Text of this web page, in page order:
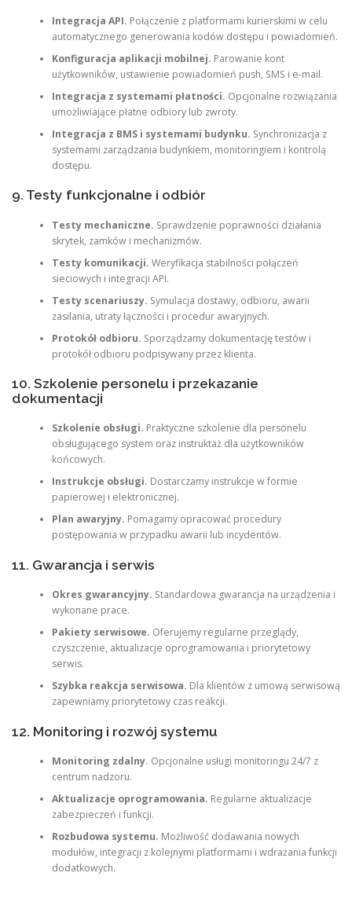
Integracja API. Połączenie z platformami kurierskimi w celu
automatycznego generowania kodów dostępu i powiadomień.
Konfiguracja aplikacji mobilnej. Parowanie kont
użytkowników, ustawienie powiadomień push, SMS i e‑mail.
Integracja z systemami płatności. Opcjonalne rozwiązania
umożliwiające płatne odbiory lub zwroty.
Integracja z BMS i systemami budynku. Synchronizacja z
systemami zarządzania budynkiem, monitoringiem i kontrolą
dostępu.
9. Testy funkcjonalne i odbiór
Testy mechaniczne. Sprawdzenie poprawności działania
skrytek, zamków i mechanizmów.
Testy komunikacji. Weryfikacja stabilności połączeń
sieciowych i integracji API.
Testy scenariuszy. Symulacja dostawy, odbioru, awarii
zasilania, utraty łączności i procedur awaryjnych.
Protokół odbioru. Sporządzamy dokumentację testów i
protokół odbioru podpisywany przez klienta.
10. Szkolenie personelu i przekazanie
dokumentacji
Szkolenie obsługi. Praktyczne szkolenie dla personelu
obsługującego system oraz instruktaż dla użytkowników
końcowych.
Instrukcje obsługi. Dostarczamy instrukcje w formie
papierowej i elektronicznej.
Plan awaryjny. Pomagamy opracować procedury
postępowania w przypadku awarii lub incydentów.
11. Gwarancja i serwis
Okres gwarancyjny. Standardowa gwarancja na urządzenia i
wykonane prace.
Pakiety serwisowe. Oferujemy regularne przeglądy,
czyszczenie, aktualizacje oprogramowania i priorytetowy
serwis.
Szybka reakcja serwisowa. Dla klientów z umową serwisową
zapewniamy priorytetowy czas reakcji.
12. Monitoring i rozwój systemu
Monitoring zdalny. Opcjonalne usługi monitoringu 24/7 z
centrum nadzoru.
Aktualizacje oprogramowania. Regularne aktualizacje
zabezpieczeń i funkcji.
Rozbudowa systemu. Możliwość dodawania nowych
modułów, integracji z kolejnymi platformami i wdrażania funkcji
dodatkowych.